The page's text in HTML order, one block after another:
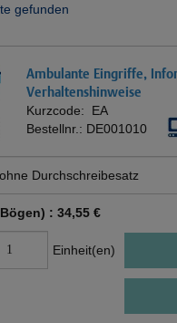
gefunden
Ambulante Eingriffe,
Verhaltenshinweise
Kurzcode: EA
Bestellnr.: DE001010
: 34,55 €
Einheit(en)